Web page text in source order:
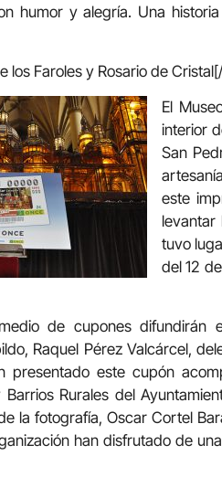
humor y alegría. Una
los Faroles y Rosario de
El
interior
San
este
tuvo
del 12
de cupones difundirán
Raquel Pérez Valcárcel,
presentado este cupón
Barrios Rurales del
la fotografía, Oscar Cortel
han disfrutado de